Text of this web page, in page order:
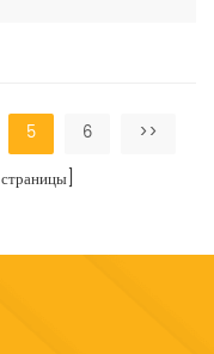
снижения транспортных
расходов
5 6
>>
страницы]